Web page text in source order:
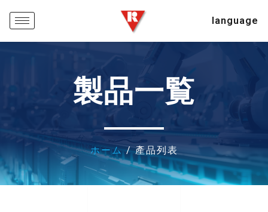
language
製品一覧
ホーム/ 產品列表